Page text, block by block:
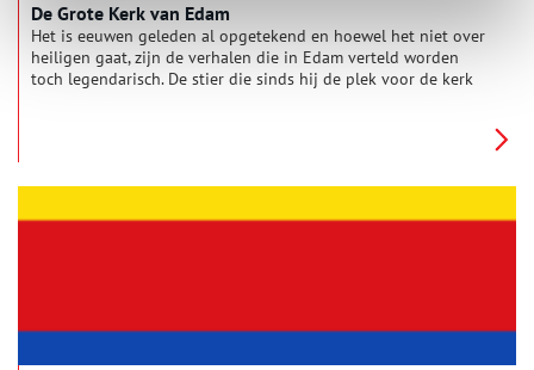
De Grote Kerk van Edam
Het is eeuwen geleden al opgetekend en hoewel het niet over
heiligen gaat, zijn de verhalen die in Edam verteld worden
toch legendarisch. De stier die sinds hij de plek voor de kerk